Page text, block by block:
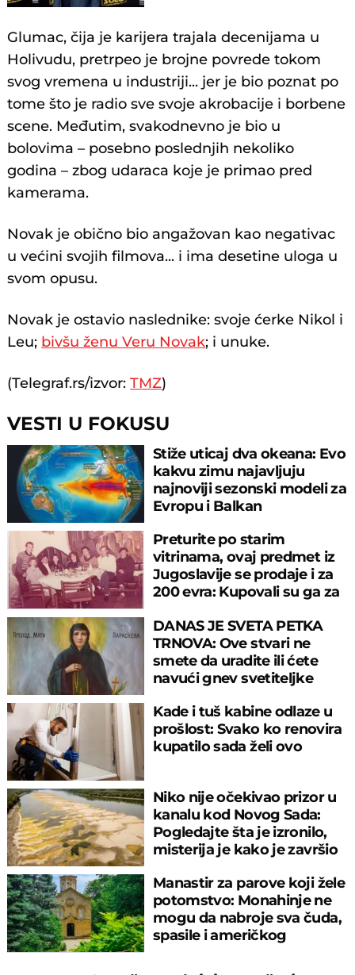
Glumac, čija je karijera trajala decenijama u
Holivudu, pretrpeo je brojne povrede tokom
svog vremena u industriji... jer je bio poznat po
tome što je radio sve svoje akrobacije i borbene
scene. Međutim, svakodnevno je bio u
bolovima – posebno poslednjih nekoliko
godina – zbog udaraca koje je primao pred
kamerama.
Novak je obično bio angažovan kao negativac
u većini svojih filmova... i ima desetine uloga u
svom opusu.
Novak je ostavio naslednike: svoje ćerke Nikol i
Leu; bivšu ženu Veru Novak; i unuke.
(Telegraf.rs/izvor:TMZ)
VESTI U FOKUSU
Stiže uticaj dva okeana: Evo
kakvu zimu najavljuju
najnoviji sezonski modeli za
Evropu i Balkan
Preturite po starim
vitrinama, ovaj predmet iz
Jugoslavije se prodaje i za
200 evra: Kupovali su ga za
DANAS JE SVETA PETKA
TRNOVA: Ove stvari ne
smete da uradite ili ćete
navući gnev svetiteljke
Kade i tuš kabine odlaze u
prošlost: Svako ko renovira
kupatilo sada želi ovo
Niko nije očekivao prizor u
kanalu kod Novog Sada:
Pogledajte šta je izronilo,
misterija je kako je završio
Manastir za parove koji žele
potomstvo: Monahinje ne
mogu da nabroje sva čuda,
spasile i američkog